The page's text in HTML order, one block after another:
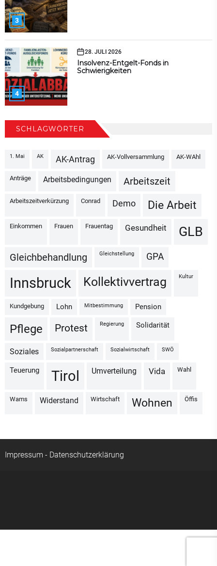
3
4
28. JULI 2026
Insolvenz-Entgelt-Fonds in
Schwierigkeiten
SCHLAGWÖRTER
1. Mai AK AK-Antrag AK-Vollversammlung AK-WAhl
Anträge Arbeitsbedingungen Arbeitszeit
Arbeitszeitverkürzung Conrad Demo Die Arbeit
Einkommen Frauen Frauentag Gesundheit GLB
Gleichbehandlung Gleichstellung GPA
Innsbruck Kollektivvertrag Kultur
Kundgebung Lohn Mitbestimmung Pension
Pflege Protest Regierung Solidarität
Soziales Sozialpartnerschaft Sozialwirtschaft SWÖ
Teuerung Tirol Umverteilung vida Wahl
Wams Widerstand Wirtschaft Wohnen Öffis
Impressum - Datenschutzerklärung